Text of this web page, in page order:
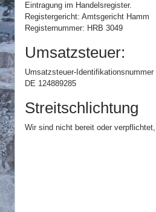
Eintragung im Handelsregister.
Registergericht: Amtsgericht Hamm
Registernummer: HRB 3049
Umsatzsteuer:
Umsatzsteuer-
DE 124889285
Streitschlichtung
Wir sind nicht bereit oder